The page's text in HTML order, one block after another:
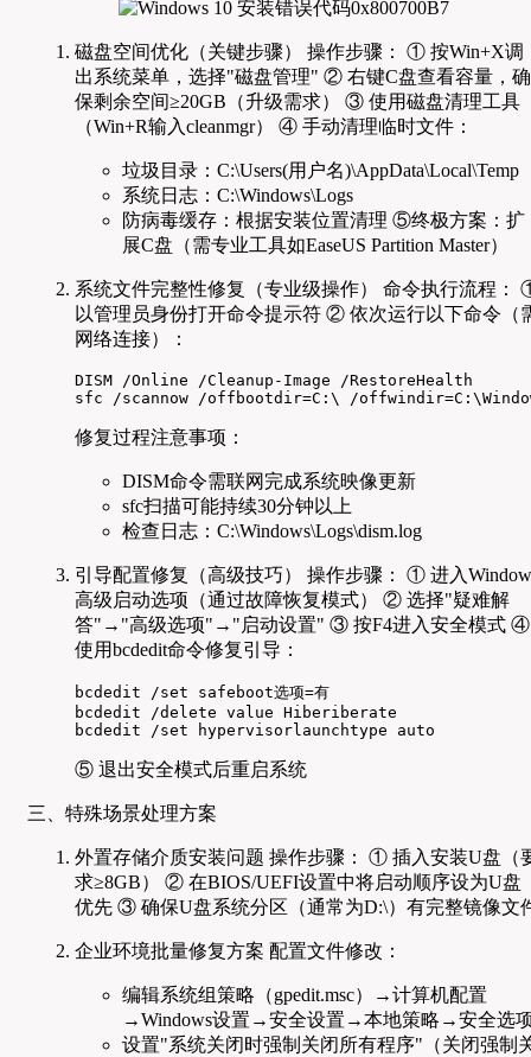
磁盘空间优化（关键步骤） 操作步骤： ① 按Win+X调
出系统菜单，选择"磁盘管理" ② 右键C盘查看容量，确
保剩余空间≥20GB（升级需求） ③ 使用磁盘清理工具
（Win+R输入cleanmgr） ④ 手动清理临时文件：
垃圾目录：C:\Users(用户名)\AppData\Local\Temp
系统日志：C:\Windows\Logs
防病毒缓存：根据安装位置清理 ⑤终极方案：扩
展C盘（需专业工具如EaseUS Partition Master）
系统文件完整性修复（专业级操作） 命令执行流程：
以管理员身份打开命令提示符 ② 依次运行以下命令（
网络连接）：
DISM /Online /Cleanup-Image /RestoreHealth
sfc /scannow /offbootdir=C:\ /
修复过程注意事项：
DISM命令需联网完成系统映像更新
sfc扫描可能持续30分钟以上
检查日志：C:\Windows\Logs\dism.log
引导配置修复（高级技巧） 操作步骤： ① 进入
高级启动选项（通过故障恢复模式） ② 选择"疑难解
答"→"高级选项"→"启动设置" ③ 按F4进入安全模式 ④
使用bcdedit命令修复引导：
bcdedit /set safeboot选项=有
bcdedit /delete value Hiberiberate
bcdedit /set hypervisorlaunchtype auto
⑤ 退出安全模式后重启系统
三、特殊场景处理方案
外置存储介质安装问题 操作步骤： ① 插入安装U盘（
求≥8GB） ② 在BIOS/UEFI设置中将启动顺序设为U盘
优先 ③ 确保U盘系统分区（通常为D:\）有完整镜像文
企业环境批量修复方案 配置文件修改：
编辑系统组策略（gpedit.msc）→计算机配置
→Windows设置→安全设置→本地策略→安全选
设置"系统关闭时强制关闭所有程序"（关闭强制